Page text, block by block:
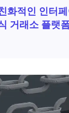
화적인 인터
거래소 플랫